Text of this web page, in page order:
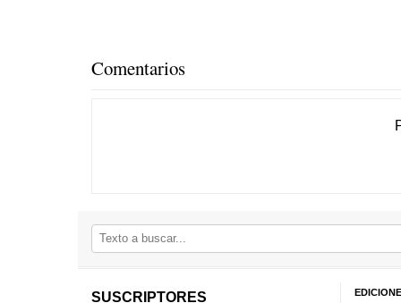
Comentarios
SUSCRIPTORES